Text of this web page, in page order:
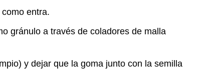
entra.
gránulo a través de coladores de malla
y dejar que la goma junto con la semilla